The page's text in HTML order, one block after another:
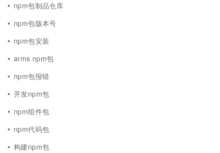
npm包制品仓库
npm包版本号
npm包安装
arms npm包
npm包报错
开发npm包
npm组件包
npm代码包
构建npm包